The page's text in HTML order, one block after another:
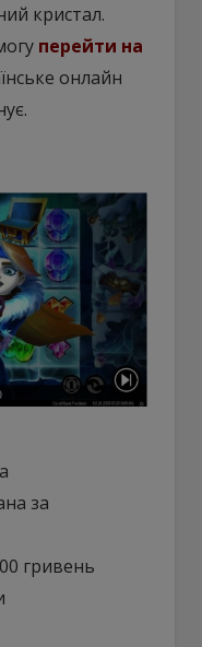
кристал.
перейти на
онлайн
за
гривень